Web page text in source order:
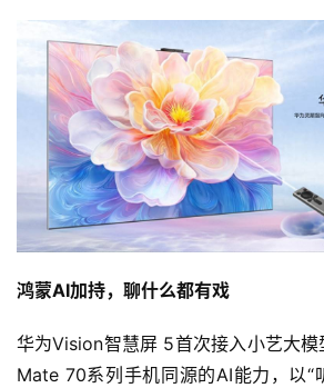
鸿蒙AI加持，聊什么都有戏
华为Vision智慧屏 5首次接入小艺大模
Mate 70系列手机同源的AI能力，以“